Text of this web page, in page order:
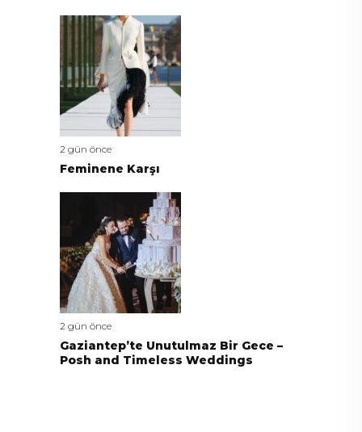
2 gün önce
Feminene Karşı
2 gün önce
Gaziantep’te Unutulmaz Bir Gece –
Posh and Timeless Weddings